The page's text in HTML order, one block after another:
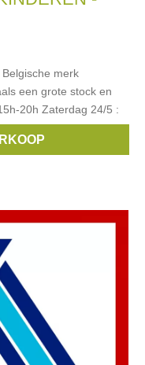
merk
een grote stock en
20h Zaterdag 24/5 :